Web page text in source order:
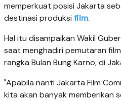
memperkuat posisi Jakarta
destinasi produksi film.
Hal itu disampaikan Wakil
saat menghadiri pemutaran
rangka Bulan Bung Karno, di
"Apabila nanti Jakarta Film
kita akan banyak memberikan